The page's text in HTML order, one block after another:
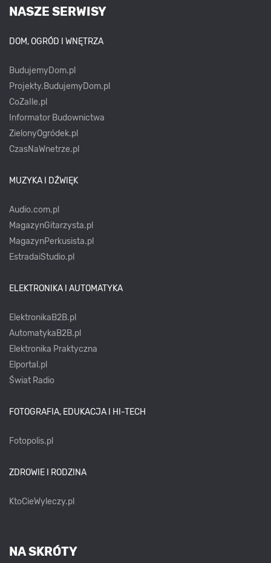
NASZE SERWISY
DOM, OGRÓD I WNĘTRZA
BudujemyDom.pl
Projekty.BudujemyDom.pl
CoZaIle.pl
Informator Budownictwa
ZielonyOgródek.pl
CzasNaWnetrze.pl
MUZYKA I DŹWIĘK
Audio.com.pl
MagazynGitarzysta.pl
MagazynPerkusista.pl
EstradaiStudio.pl
ELEKTRONIKA I AUTOMATYKA
ElektronikaB2B.pl
AutomatykaB2B.pl
Elektronika Praktyczna
Elportal.pl
Świat Radio
FOTOGRAFIA, EDUKACJA I HI-TECH
Fotopolis.pl
ZDROWIE I RODZINA
KtoCieWyleczy.pl
NA SKRÓTY